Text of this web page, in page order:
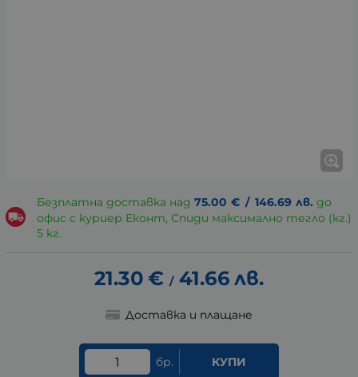
Безплатна доставка над 75.00 € / 146.69 лв. до
офис с куриер Еконт, Спиди максимално тегло (кг.)
5 кг.
21.30 € / 41.66 лв.
Доставка и плащане
бр. КУПИ